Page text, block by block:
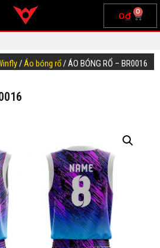
0₫ 0
/Áo bóng rổ/ ÁO BÓNG RỔ – BR0016